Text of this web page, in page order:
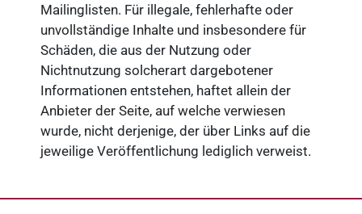
Mailinglisten. Für illegale, fehlerhafte oder
unvollständige Inhalte und insbesondere für
Schäden, die aus der Nutzung oder
Nichtnutzung solcherart dargebotener
Informationen entstehen, haftet allein der
Anbieter der Seite, auf welche verwiesen
wurde, nicht derjenige, der über Links auf die
jeweilige Veröffentlichung lediglich verweist.